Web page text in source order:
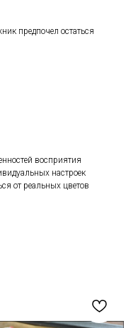
предпочел остаться
восприятия
настроек
от реальных цветов